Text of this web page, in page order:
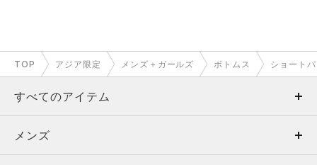
TOP アジア限定 メンズ＋ガールズ ボトムス ショート
すべてのアイテム
メンズ
メンズ